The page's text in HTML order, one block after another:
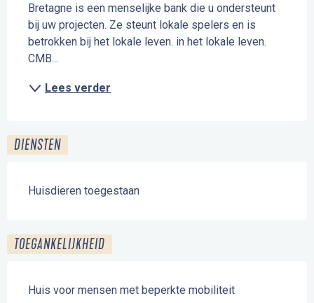
Bretagne is een menselijke bank die u ondersteunt
bij uw projecten. Ze steunt lokale spelers en is
betrokken bij het lokale leven. in het lokale leven.
CMB...
Lees verder
DIENSTEN
Huisdieren toegestaan
TOEGANKELIJKHEID
Huis voor mensen met beperkte mobiliteit